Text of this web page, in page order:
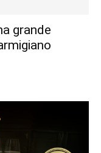
grande